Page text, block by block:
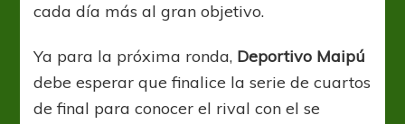
cada día más al gran objetivo.
Ya para la próxima ronda, Deportivo Maipú
debe esperar que finalice la serie de cuartos
de final para conocer el rival con el se